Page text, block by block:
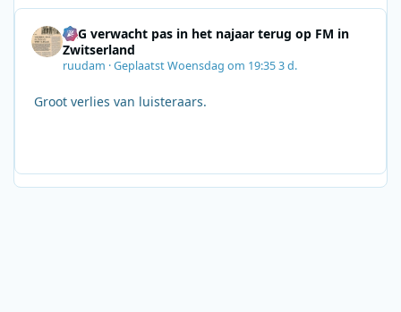
SRG verwacht pas in het najaar terug op FM in
Zwitserland
ruudam ·GeplaatstWoensdag om 19:353 d.
Groot verlies van luisteraars.